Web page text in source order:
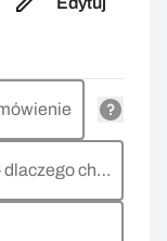
Podaj nam więcej szczegółów - dlaczego chcesz zwrócić towar, co jest powodem?